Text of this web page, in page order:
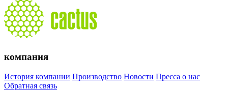
компания
История компании Производство Новости Пресса о нас
Обратная связь